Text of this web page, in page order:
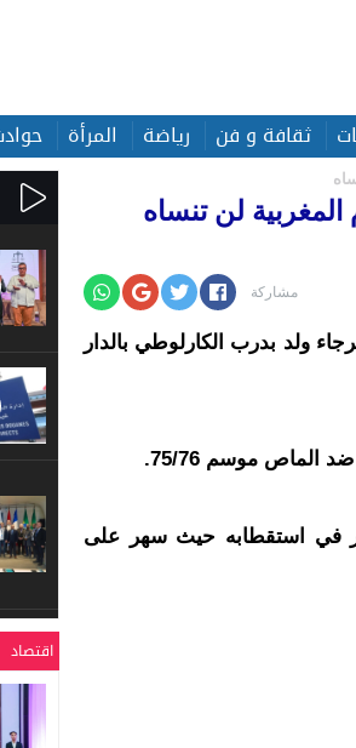
ثقافة و فن رياضة المرأة
لن تنساه
مشاركة
ولد بدرب الكارلوطي بالدار
في استقطابه حيث سهر على
اقتصاد